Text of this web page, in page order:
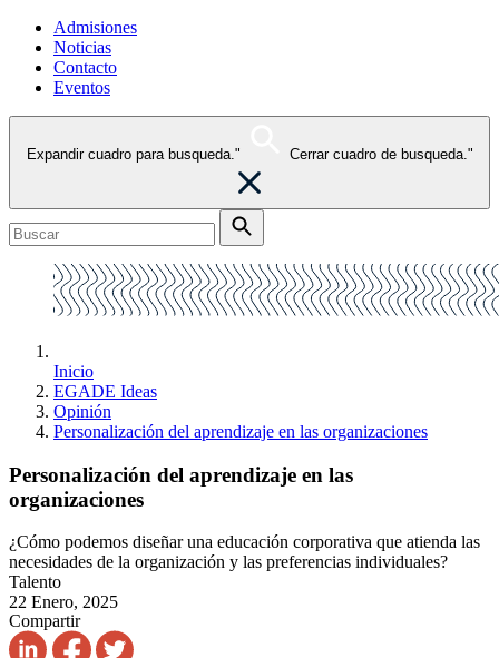
Admisiones
Noticias
Contacto
Eventos
Expandir cuadro para busqueda." Cerrar cuadro de busqueda."
Inicio
EGADE Ideas
Opinión
Personalización del aprendizaje en las organizaciones
Personalización del aprendizaje en las
organizaciones
¿Cómo podemos diseñar una educación corporativa que atienda las
necesidades de la organización y las preferencias individuales?
Talento
22 Enero, 2025
Compartir